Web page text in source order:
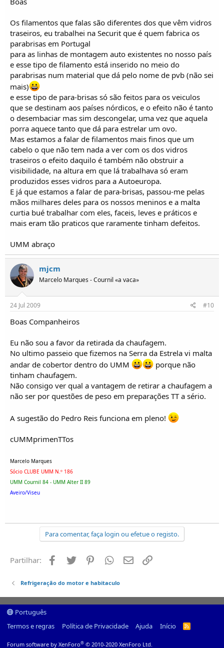
Os filamentos que falas são diferentes dos que vêm vidros
traseiros, eu trabalhei na Securit que é quem fabrica os
parabrisas em Portugal
para as linhas de montagem auto existentes no nosso país
e esse tipo de filamento está inserido no meio do
parabrisas num material que dá pelo nome de pvb (não sei
mais)
e esse tipo de para-brisas só são feitos para os veiculos
que se destinam aos países nórdicos, e o efeito não é tanto
o desembaciar mas sim descongelar, uma vez que aquela
porra aquece tanto que dá para estrelar um ovo.
Mas estamos a falar de filamentos mais finos que um
cabelo o que não tem nada a ver com os dos vidros
traseiros o efeito daquilo é também não obstruir a
visibilidade, na altura em que lá trabalhava só eram
produzidos esses vidros para a Autoeuropa.
E já que estamos a falar de para-brisas, passou-me pelas
mãos milhares deles para os nossos meninos e a malta
curtia bué trabalhar com eles, faceis, leves e práticos e
mais eram tão praticos que raramente tinham defeitos.
UMM abraço
mjcm
Marcelo Marques - Cournil «a vaca»
24 Jul 2009 #10
Boas Companheiros
Eu não sou a favor da retirada da chaufagem.
No ultimo passeio que fizemos na Serra da Estrela vi malta
andar de cobertor dentro do UMM
porque não
tinham chaufagem.
Não consigo ver qual a vantagem de retirar a chaufagem a
não ser por questões de peso em preparações TT a sério.
A sugestão do Pedro Reis funciona em pleno!
cUMMprimenTTos
Marcelo Marques
Sócio CLUBE UMM N.º 186
UMM Cournil 84 - UMM Alter II 89
Aveiro/Viseu
Para comentar, faça login ou efetue o registo.
Partilhar: Facebook
Twitter PinterestWhatsapp
Email
Refrigeração do motor e habitaculo
Português
Termos e regras
Política de Privacidade Ajuda Início
R
Forum software by XenForo® © 2010-2020 XenForo Ltd.